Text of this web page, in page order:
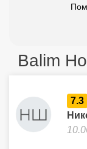
Balim
7.3